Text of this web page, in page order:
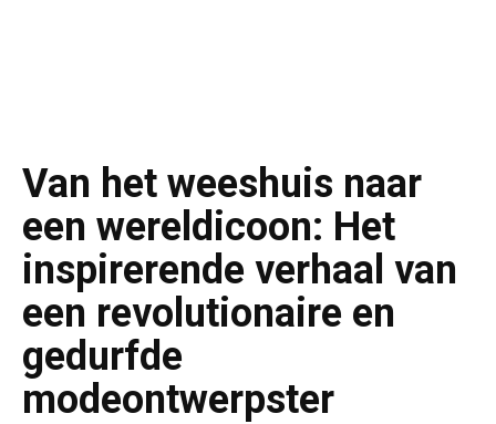
Van het weeshuis naar
een wereldicoon: Het
inspirerende verhaal van
een revolutionaire en
gedurfde
modeontwerpster